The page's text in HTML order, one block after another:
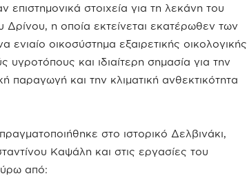
επιστημονικά στοιχεία για τη λεκάνη του
η οποία εκτείνεται εκατέρωθεν των
οικοσύστημα εξαιρετικής οικολογικής
υγροτόπους και ιδιαίτερη σημασία για την
και την κλιματική ανθεκτικότητα
στο ιστορικό Δελβινάκι,
Καψάλη και στις εργασίες του
από: